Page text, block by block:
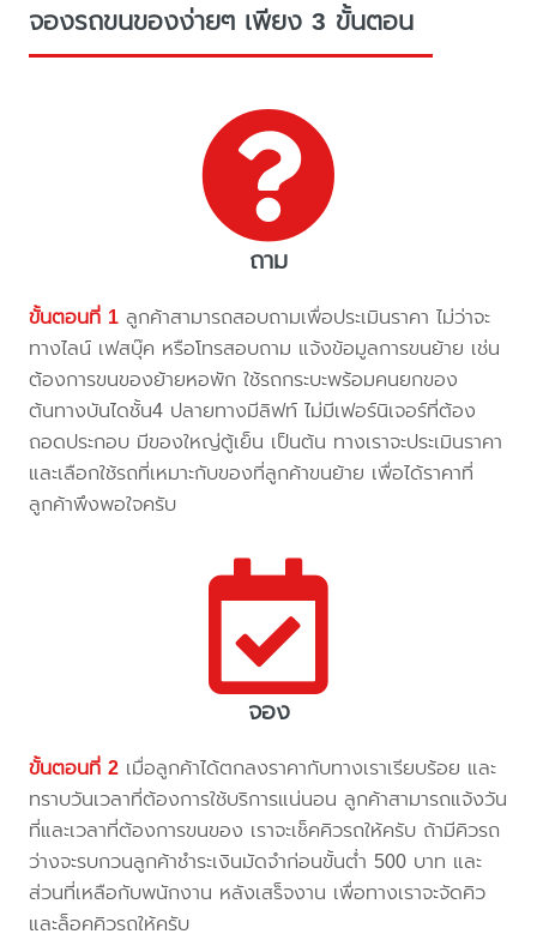
จองรถขนของง่ายๆ เพียง 3 ขั้นตอน
ถาม
ขั้นตอนที่ 1 ลูกค้าสามารถสอบถามเพื่อประเมินราคา ไม่ว่าจะ
ทางไลน์ เฟสบุ๊ค หรือโทรสอบถาม แจ้งข้อมูลการขนย้าย เช่น
ต้องการขนของย้ายหอพัก ใช้รถกระบะพร้อมคนยกของ
ต้นทางบันไดชั้น4 ปลายทางมีลิฟท์ ไม่มีเฟอร์นิเจอร์ที่ต้อง
ถอดประกอบ มีของใหญ่ตู้เย็น เป็นต้น ทางเราจะประเมินราคา
และเลือกใช้รถที่เหมาะกับของที่ลูกค้าขนย้าย เพื่อได้ราคาที่
ลูกค้าพึงพอใจครับ
จอง
ขั้นตอนที่ 2 เมื่อลูกค้าได้ตกลงราคากับทางเราเรียบร้อย และ
ทราบวันเวลาที่ต้องการใช้บริการแน่นอน ลูกค้าสามารถแจ้งวัน
ที่และเวลาที่ต้องการขนของ เราจะเช็คคิวรถให้ครับ ถ้ามีคิวรถ
ว่างจะรบกวนลูกค้าชำระเงินมัดจำก่อนขั้นต่ำ 500 บาท และ
ส่วนที่เหลือกับพนักงาน หลังเสร็จงาน เพื่อทางเราจะจัดคิว
และล็อคคิวรถให้ครับ